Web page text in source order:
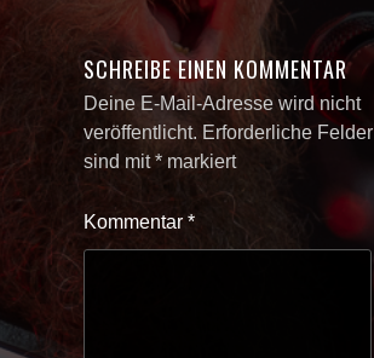
SCHREIBE EINEN KOMMENTAR
Deine E-Mail-Adresse wird nicht
veröffentlicht. Erforderliche Felder
sind mit* markiert
Kommentar *